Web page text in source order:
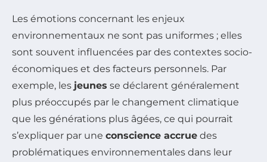
Les émotions concernant les enjeux
environnementaux ne sont pas uniformes ; elles
sont souvent influencées par des contextes socio-
économiques et des facteurs personnels. Par
exemple, les jeunes se déclarent généralement
plus préoccupés par le changement climatique
que les générations plus âgées, ce qui pourrait
s’expliquer par une conscience accrue des
problématiques environnementales dans leur